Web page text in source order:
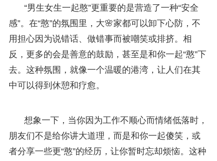
“男生女生一起憨”更重要的是营造了一种“安全
感”。在“憨”的氛围里，大🌸家都可以卸下心防，不
用担心因为说错话、做错事而被嘲笑或排挤。相
反，更多的会是善意的鼓励，甚至是和你一起“憨”下
去。这种氛围，就像一个温暖的港湾，让人们在其
中可以得到休憩和疗愈。
想象一下，当你因为工作不顺心而情绪低落时，
朋友们不是给你讲大道理，而是和你一起傻笑，或
者分享一些更“憨”的经历，让你暂时忘却烦恼。这种